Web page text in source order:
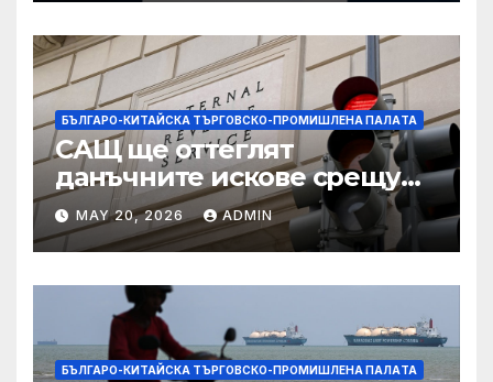
БЪЛГАРО-КИТАЙСКА ТЪРГОВСКО-ПРОМИШЛЕНА ПАЛAТА
САЩ ще оттеглят
данъчните искове срещу
Тръмп „завинаги“ в
сделката за съдебно дело с
IRS
MAY 20, 2026 ADMIN
БЪЛГАРО-КИТАЙСКА ТЪРГОВСКО-ПРОМИШЛЕНА ПАЛAТА